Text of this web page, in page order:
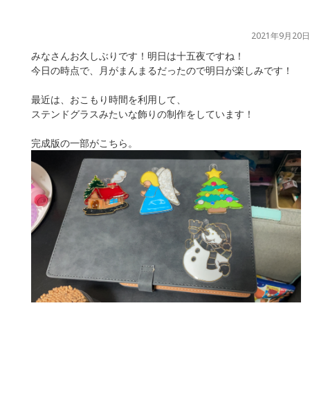
2021年9月20日
みなさんお久しぶりです！明日は十五夜ですね！
今日の時点で、月がまんまるだったので明日が楽しみです！
最近は、おこもり時間を利用して、
ステンドグラスみたいな飾りの制作をしています！
完成版の一部がこちら。